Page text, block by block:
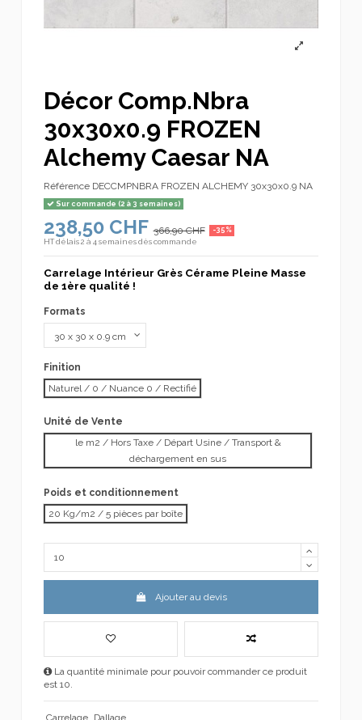
Décor Comp.Nbra
30x30x0.9 FROZEN
Alchemy Caesar NA
Référence DECCMPNBRA FROZEN ALCHEMY 30x30x0.9 NA
Sur commande (2 à 3 semaines)
238,50 CHF 366,90 CHF -35%
HTdélais 2 à 4 semaines dès commande
Carrelage Intérieur Grès Cérame Pleine Masse
de 1ère qualité !
Formats
Finition
Naturel / 0 / Nuance 0 / Rectifié
Unité de Vente
le m2 / Hors Taxe / Départ Usine / Transport &
déchargement en sus
Poids et conditionnement
20 Kg/m2 / 5 pièces par boîte
Ajouter au devis
La quantité minimale pour pouvoir commander ce produit
est 10.
Carrelage Dallage